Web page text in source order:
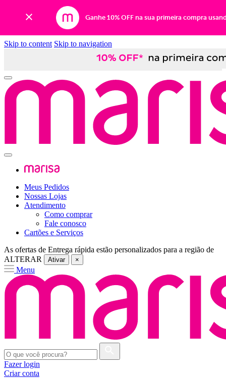
Ganhe 10% OFF na sua primeira compra
Skip to content Skip to navigation
Meus Pedidos
Nossas Lojas
Atendimento
Como comprar
Fale conosco
Cartões e Serviços
As ofertas de Entrega rápida estão personalizados para a região de
ALTERAR
Ativar ×
Menu
Fazer login
Criar conta